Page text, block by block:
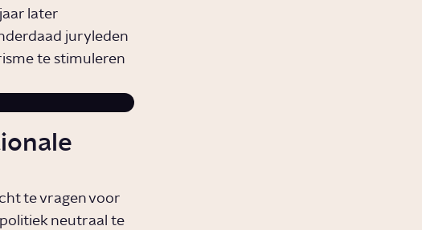
later
juryleden
te stimuleren
te vragen voor
neutraal te